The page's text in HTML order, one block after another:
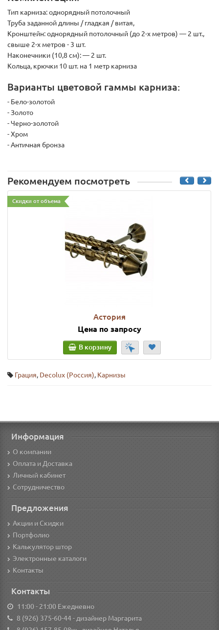
Тип карниза:однорядный потолочный
Труба заданной длины / гладкая / витая,
Кронштейн:однорядный потолочный (до 2-х метров) — 2 шт.,
свыше 2-х метров - 3 шт.
Наконечники (10,8 см):— 2 шт.
Кольца, крючки 10 шт. на 1 метр карниза
Варианты цветовой гаммы карниза:
- Бело-золотой
- Золото
- Черно-золотой
- Хром
- Античная бронза
Рекомендуем посмотреть
Скидки от объема
Астория
Цена по запросу
В корзину
Грация, Decolux (Россия), Карнизы
Информация
О компании
Оплата и Доставка
Личный кабинет
Сотрудничество
Предложения
Акции и Скидки
Портфолио
Калькулятор штор
Электронные каталоги
Контакты
Контакты
11:00 - 21:00 Ежедневно
8 (926) 375-60-44- дизайнер Маргарита